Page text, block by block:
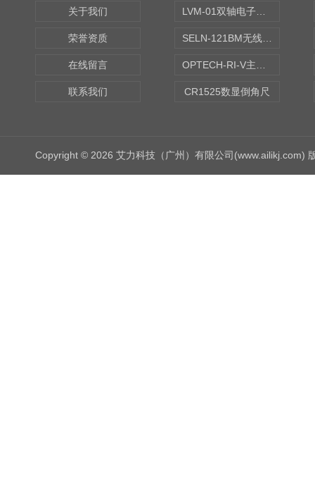
关于我们
荣誉资质
在线留言
联系我们 CR1525数显倒角尺
Copyright © 2026 艾力科技（广州）有限公司(www.ailikj.com)